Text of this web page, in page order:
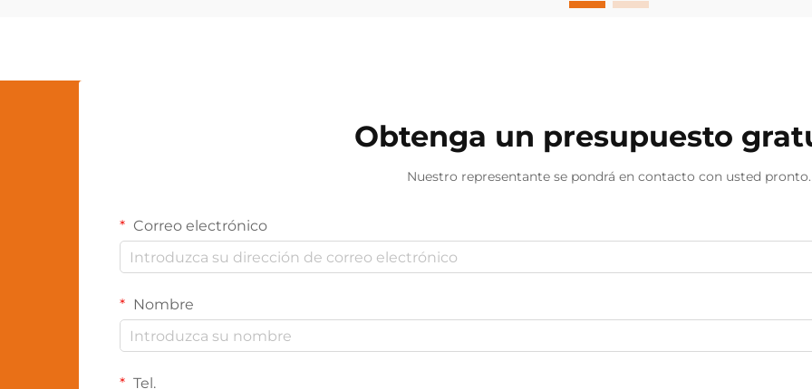
frecuencias precisas de luz roja e
Obtenga un presupuesto
Nuestro representante se pondrá en contacto con usted pronto.
Correo electrónico
Nombre
Tel.